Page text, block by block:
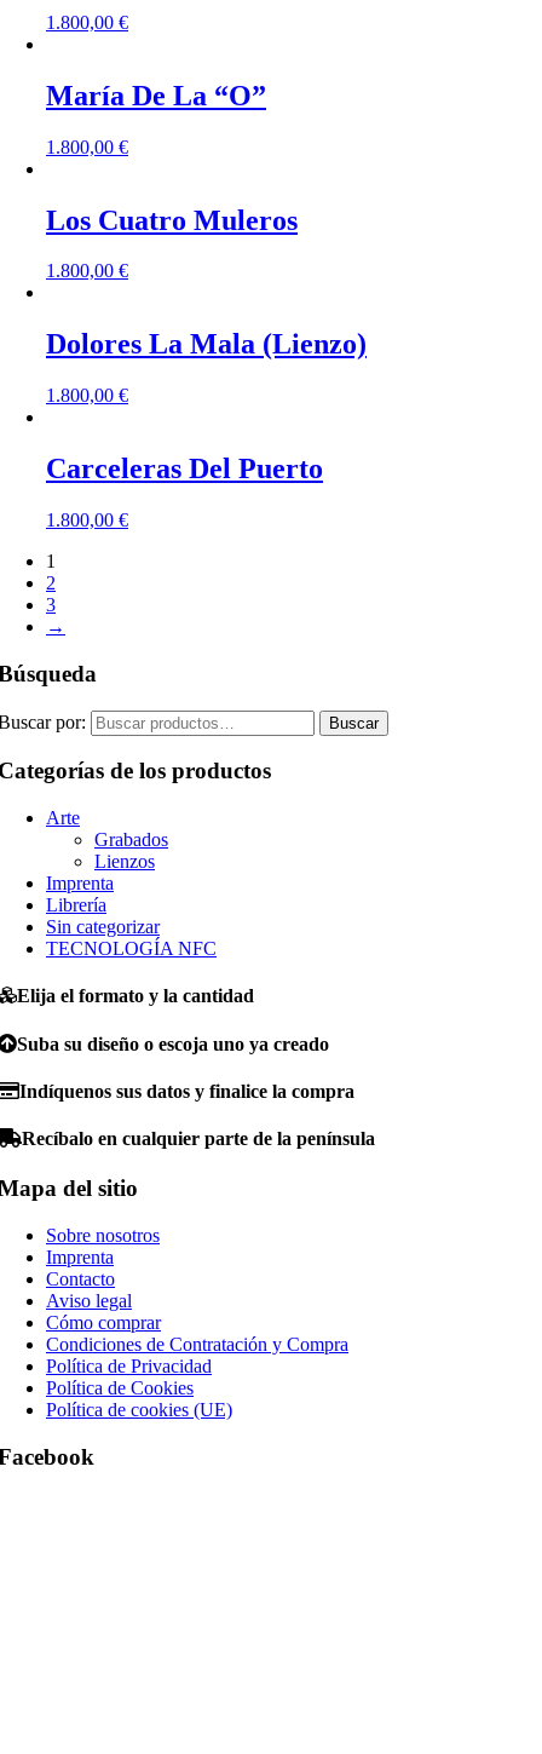
1.800,00 €
María De La “O”
1.800,00 €
Los Cuatro Muleros
1.800,00 €
Dolores La Mala (Lienzo)
1.800,00 €
Carceleras Del Puerto
1.800,00 €
1
2
3
→
por: Buscar
de los productos
Arte
Grabados
Lienzos
Imprenta
Librería
Sin categorizar
TECNOLOGÍA NFC
Elija el formato y la cantidad
Suba su diseño o escoja uno ya creado
Indíquenos sus datos y finalice la compra
Recíbalo en cualquier parte de la península
del sitio
Sobre nosotros
Imprenta
Contacto
Aviso legal
Cómo comprar
Condiciones de Contratación y Compra
Política de Privacidad
Política de Cookies
Política de cookies (UE)